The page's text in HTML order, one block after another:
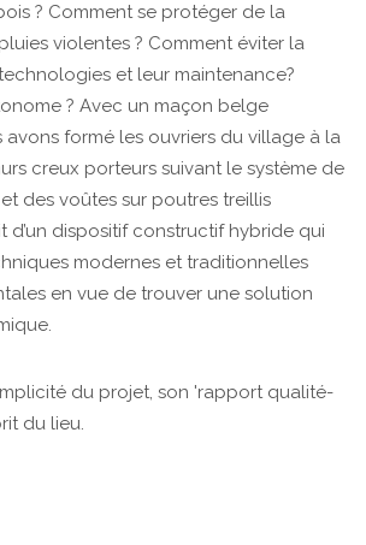
? Comment se protéger de la
violentes ? Comment éviter la
et leur maintenance?
? Avec un maçon belge
avons formé les ouvriers du village à la
creux porteurs suivant le système de
et des voûtes sur poutres treillis
d’un dispositif constructif hybride qui
modernes et traditionnelles
en vue de trouver une solution
du projet, son 'rapport qualité-
du lieu.